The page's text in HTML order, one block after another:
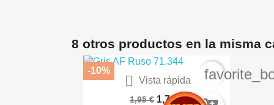
8 otros productos en la misma
 Vista rápida
VERDE OLIVA– RC Marker RCM021
1,95 € 1,76 €
-10%